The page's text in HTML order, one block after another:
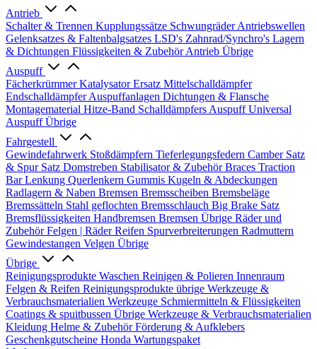
Antrieb
Schalter & Trennen Kupplungssätze SchwungräderAntriebswellen
Gelenksatzes & Faltenbalgsatzes LSD's Zahnrad/Synchro's Lagern
& Dichtungen Flüssigkeiten & ZubehörAntrieb Übrige
Auspuff
FächerkrümmerKatalysator Ersatz Mittelschalldämpfer
EndschalldämpferAuspuffanlagen Dichtungen & Flansche
Montagematerial Hitze-Band Schalldämpfers Auspuff Universal
Auspuff Übrige
Fahrgestell
Gewindefahrwerk Stoßdämpfern Tieferlegungsfedern Camber Satz
& Spur Satz Domstreben Stabilisator & ZubehörBraces Traction
BarLenkung Querlenkern Gummis Kugeln & Abdeckungen
Radlagern & Naben Bremsen Bremsscheiben Bremsbeläge
Bremssätteln Stahl geflochten Bremsschlauch Big Brake Satz
Bremsflüssigkeiten Handbremsen Bremsen Übrige Räder und
ZubehörFelgen | RäderReifen Spurverbreiterungen Radmuttern
Gewindestangen Velgen Übrige
Übrige
Reinigungsprodukte Waschen Reinigen & Polieren Innenraum
Felgen & Reifen Reinigungsprodukte übrige Werkzeuge &
Verbrauchsmaterialien Werkzeuge Schmiermitteln & Flüssigkeiten
Coatings & spuitbussen Übrige Werkzeuge & Verbrauchsmaterialien
Kleidung Helme & ZubehörFörderung & Aufklebers
Geschenkgutscheine Honda Wartungspaket